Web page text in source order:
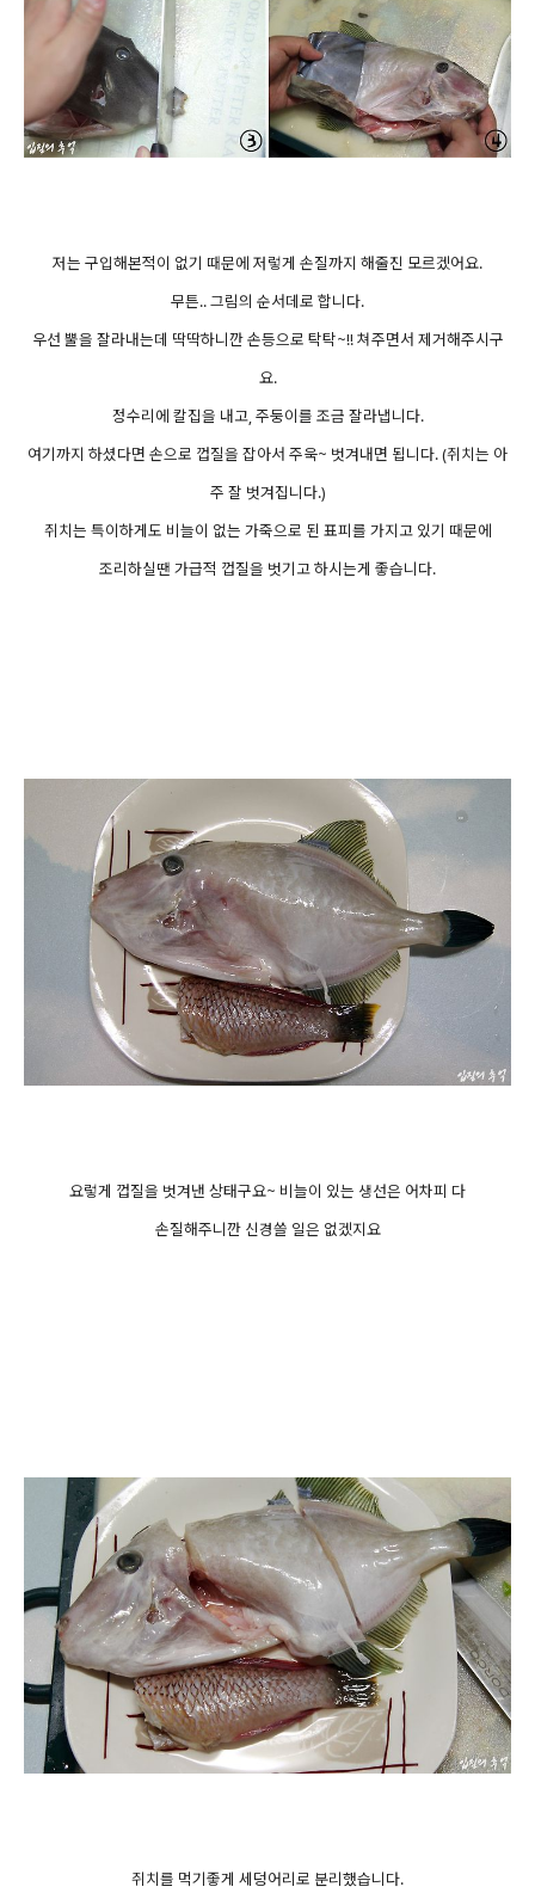
저는 구입해본적이 없기 때문에 저렇게 손질까지 해줄진 모르겠어요.
무튼.. 그림의 순서데로 합니다.
우선 뿔을 잘라내는데 딱딱하니깐 손등으로 탁탁~!! 쳐주면서 제거해주시구
요.
정수리에 칼집을 내고, 주둥이를 조금 잘라냅니다.
여기까지 하셨다면 손으로 껍질을 잡아서 주욱~ 벗겨내면 됩니다. (쥐치는 아
주 잘 벗겨집니다.)
쥐치는 특이하게도 비늘이 없는 가죽으로 된 표피를 가지고 있기 때문에
조리하실땐 가급적 껍질을 벗기고 하시는게 좋습니다.
요렇게 껍질을 벗겨낸 상태구요~ 비늘이 있는 생선은 어차피 다
손질해주니깐 신경쓸 일은 없겠지요
쥐치를 먹기좋게 세덩어리로 분리했습니다.